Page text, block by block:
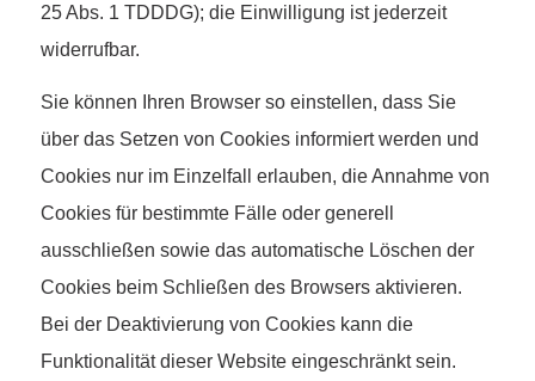
25 Abs. 1 TDDDG); die Einwilligung ist jederzeit
widerrufbar.
Sie können Ihren Browser so einstellen, dass Sie
über das Setzen von Cookies informiert werden und
Cookies nur im Einzelfall erlauben, die Annahme von
Cookies für bestimmte Fälle oder generell
ausschließen sowie das automatische Löschen der
Cookies beim Schließen des Browsers aktivieren.
Bei der Deaktivierung von Cookies kann die
Funktionalität dieser Website eingeschränkt sein.